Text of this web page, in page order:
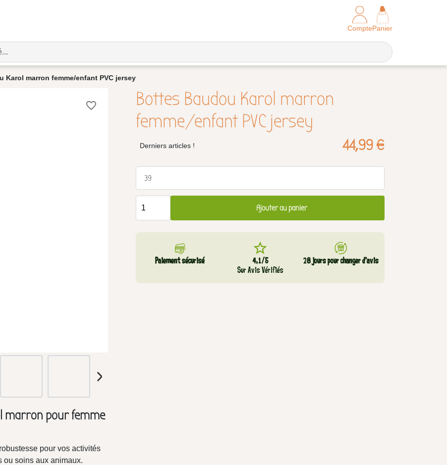
ComptePanier
Karol marron femme/enfant PVC jersey
favorite_border
Bottes Baudou Karol marron
femme/enfant PVC jersey
Derniers articles ! 44,99 €
39
Ajouter au panier
Paiement sécurisé
4,1/5
Sur Avis Vérifiés
28 jours pour changer d’avis
marron pour femme
pour vos activités
ou soins aux animaux.